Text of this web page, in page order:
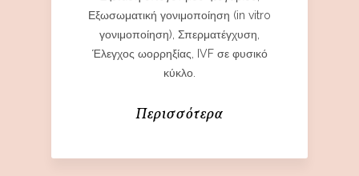
Εξωσωματική γονιμοποίηση (in vitro
γονιμοποίηση), Σπερματέγχυση,
Έλεγχος ωορρηξίας, IVF σε φυσικό
κύκλο.
Περισσότερα